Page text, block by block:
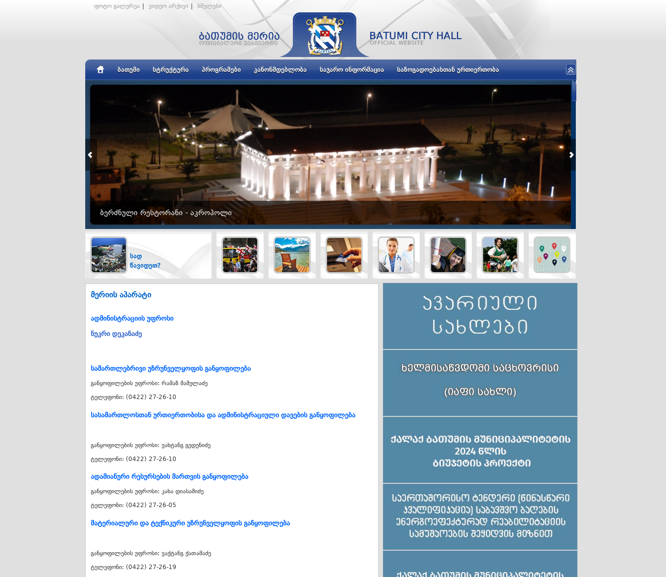
ფოტო გალერეა ვიდეო არქივი ბმულები
ᲑᲐᲗᲣᲛᲘ ᲡᲢᲠᲣᲥᲢᲣᲠᲐ ᲞᲠᲝᲒᲠᲐᲛᲔᲑᲘ ᲙᲐᲜᲝᲜᲛᲓᲔᲑᲚᲝᲑᲐ ᲡᲐᲯᲐᲠᲝ ᲘᲜᲤᲝᲠᲛᲐᲪᲘᲐ ᲡᲐᲖᲝᲒᲐᲓᲝᲔᲑᲐᲡᲗᲐᲜ ᲣᲠᲗᲘᲔᲠᲗᲝᲑᲐ
ᲑᲔᲠᲫᲜᲣᲚᲘ ᲠᲔᲡᲢᲝᲠᲐᲜᲘ - ᲐᲙᲠᲝᲞᲝᲚᲘ
სად
წავიდეთ?
ტრანსპორტი
ტურისტული
სააგენტოები
ბანკები
სამედიცინო
მომსახურება
განათლება სპორტი
მერიის აპარატი
ადმინისტრაციის უფროსი
ნუკრი დეკანაძე
სამართლებრივი უზრუნველყოფის განყოფილება
განყოფილების უფროსი: რამაზ მამულაძე
ტელეფონი: (0422) 27-26-10
სასამართლოსთან ურთიერთობისა და ადმინისტრაციული დავების განყოფილება
განყოფილების უფროსი: ვახტანგ გედენიძე
ტელეფონი: (0422) 27-26-10
ადამიანური რესურსების მართვის განყოფილება
განყოფილების უფროსი: კახა დიასამიძე
ტელეფონი: (0422) 27-26-05
მატერიალური და ტექნიკური უზრუნველყოფის განყოფილება
განყოფილების უფროსი: ვაქტანგ ქათამაძე
ტელეფონი: (0422) 27-26-19